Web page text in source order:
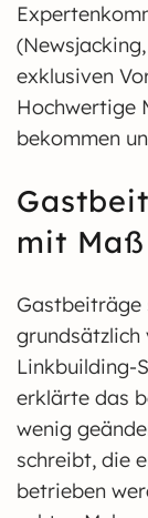
exklusiven
Hochwertige
bekommen
mit Maß
Gastbeiträge
Linkbuilding-
erklärte das
wenig
schreibt, die
betrieben